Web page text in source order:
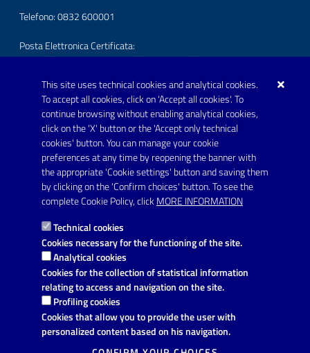
This site uses technical cookies and analytical cookies.
To accept all cookies, click on 'Accept all cookies'. To
continue browsing without enabling analytical cookies,
click on the 'X' button or the 'Accept only technical
cookies' button. You can manage your cookie
preferences at any time by reopening the banner with
the appropriate 'Cookie settings' button and saving them
by clicking on the 'Confirm choices' button. To see the
complete Cookie Policy, click MORE INFORMATION
Technical cookies
Cookies necessary for the functioning of the site.
Analytical cookies
Cookies for the collection of statistical information
relating to access and navigation on the site.
Profiling cookies
Cookies that allow you to provide the user with
personalized content based on his navigation.
Telefono: 0832 600001
Posta Elettronica Certificata:
protocollo.comunecarmiano@pec.rupar.puglia.it
URP - Ufficio Relazioni con il Pubblico
FOLLOW US ON
Youtube
Link utili
Informativa privacy
Dichiarazione di accessibilità
Note legali
Domande frequenti
Richiesta di assistenza
Segnalazione disservizio